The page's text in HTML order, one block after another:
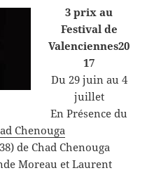
3 prix au
Festival de
Valenciennes20
17
Du 29 juin au 4
juillet
En Présence du
Chenouga
de Chad Chenouga
Moreau et Laurent